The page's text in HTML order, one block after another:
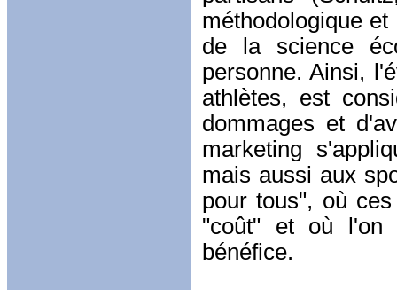
méthodologique
de la science
personne. Ainsi,
athlètes, est
dommages et
marketing
mais aussi aux
pour tous", où
"coût" et où l'on
bénéfice.